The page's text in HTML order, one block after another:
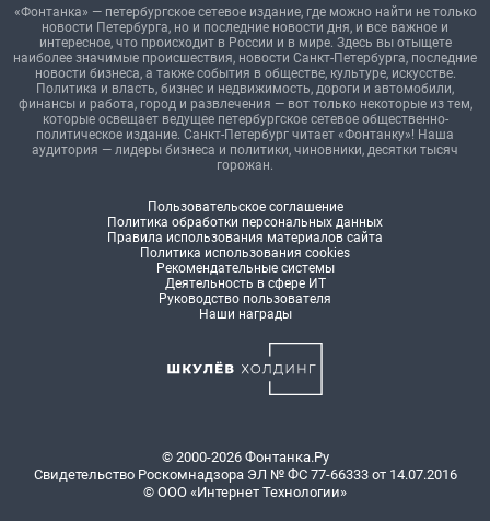
«Фонтанка» — петербургское сетевое издание, где можно найти не только
новости Петербурга, но и последние новости дня, и все важное и
интересное, что происходит в России и в мире. Здесь вы отыщете
наиболее значимые происшествия, новости Санкт-Петербурга, последние
новости бизнеса, а также события в обществе, культуре, искусстве.
Политика и власть, бизнес и недвижимость, дороги и автомобили,
финансы и работа, город и развлечения — вот только некоторые из тем,
которые освещает ведущее петербургское сетевое общественно-
политическое издание. Санкт-Петербург читает «Фонтанку»! Наша
аудитория — лидеры бизнеса и политики, чиновники, десятки тысяч
горожан.
Пользовательское соглашение
Политика обработки персональных данных
Правила использования материалов сайта
Политика использования cookies
Рекомендательные системы
Деятельность в сфере ИТ
Руководство пользователя
Наши награды
© 2000-2026 Фонтанка.Ру
Свидетельство Роскомнадзора ЭЛ № ФС 77-66333 от 14.07.2016
© ООО «Интернет Технологии»